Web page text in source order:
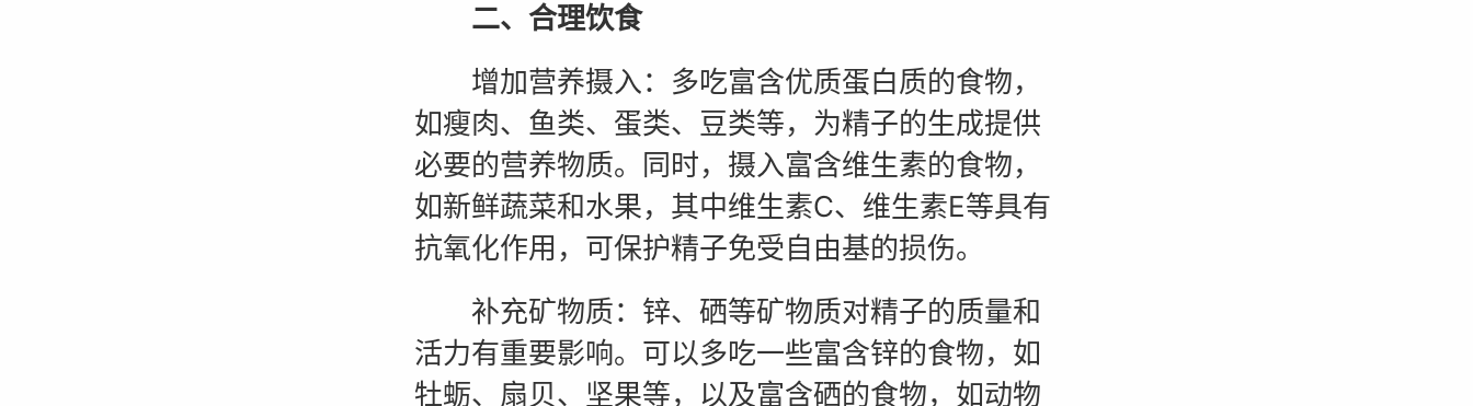
二、合理饮食
增加营养摄入：多吃富含优质蛋白质的食物，
如瘦肉、鱼类、蛋类、豆类等，为精子的生成提供
必要的营养物质。同时，摄入富含维生素的食物，
如新鲜蔬菜和水果，其中维生素C、维生素E等具有
抗氧化作用，可保护精子免受自由基的损伤。
补充矿物质：锌、硒等矿物质对精子的质量和
活力有重要影响。可以多吃一些富含锌的食物，如
牡蛎、扇贝、坚果等，以及富含硒的食物，如动物